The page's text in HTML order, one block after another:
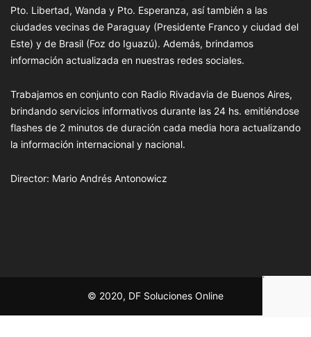
Pto. Libertad, Wanda y Pto. Esperanza, así también a las
ciudades vecinas de Paraguay (Presidente Franco y ciudad del
Este) y de Brasil (Foz do Iguazú). Además, brindamos
información actualizada en nuestras redes sociales.
Trabajamos en conjunto con Radio Rivadavia de Buenos Aires,
brindando servicios informativos durante las 24 hs. emitiéndose
flashes de 2 minutos de duración cada media hora actualizando
la información internacional y nacional.
Director: Mario Andrés Antonowicz
© 2020, DF Soluciones Online